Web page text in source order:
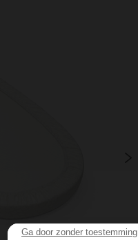
Ga door zonder toestemming